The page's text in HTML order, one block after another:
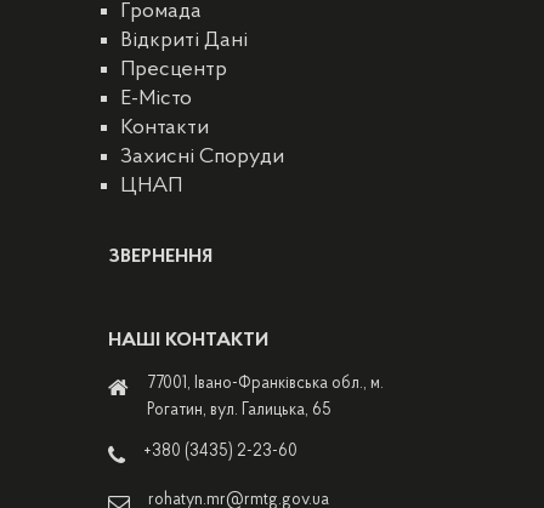
Громада
Відкриті Дані
Пресцентр
E-Місто
Контакти
Захисні Споруди
ЦНАП
ЗВЕРНЕННЯ
НАШІ КОНТАКТИ
77001, Івано-Франківська обл., м.
Рогатин, вул. Галицька, 65
+380 (3435) 2-23-60
rohatyn.mr@rmtg.gov.ua